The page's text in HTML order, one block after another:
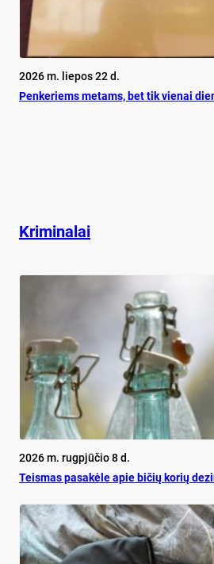
2026 m. liepos 22 d.
Pen­ke­riems me­tams, bet tik vie­nai
Kriminalai
2026 m. rugpjūčio 8 d.
Teis­mas pa­sa­kė­le apie bi­čių ko­rių